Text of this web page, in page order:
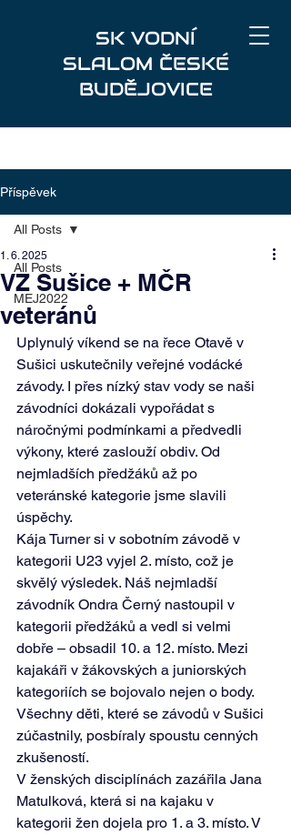
SK VODNÍ
SLALOM ČESKÉ
BUDĚJOVICE
Příspěvek
All Posts
MEJ2022
All Posts
VZ Sušice + MČR
veteránů
1. 6. 2025
Uplynulý víkend se na řece Otavě v
Sušici uskutečnily veřejné vodácké
závody. I přes nízký stav vody se naši
závodníci dokázali vypořádat s
náročnými podmínkami a předvedli
výkony, které zaslouží obdiv. Od
nejmladších předžáků až po
veteránské kategorie jsme slavili
úspěchy.
Kája Turner si v sobotním závodě v
kategorii U23 vyjel 2. místo, což je
skvělý výsledek. Náš nejmladší
závodník Ondra Černý nastoupil v
kategorii předžáků a vedl si velmi
dobře – obsadil 10. a 12. místo. Mezi
kajakáři v žákovských a juniorských
kategoriích se bojovalo nejen o body.
Všechny děti, které se závodů v Sušici
zúčastnily, posbíraly spoustu cenných
zkušeností.
V ženských disciplínách zazářila Jana
Matulková, která si na kajaku v
kategorii žen dojela pro 1. a 3. místo. V